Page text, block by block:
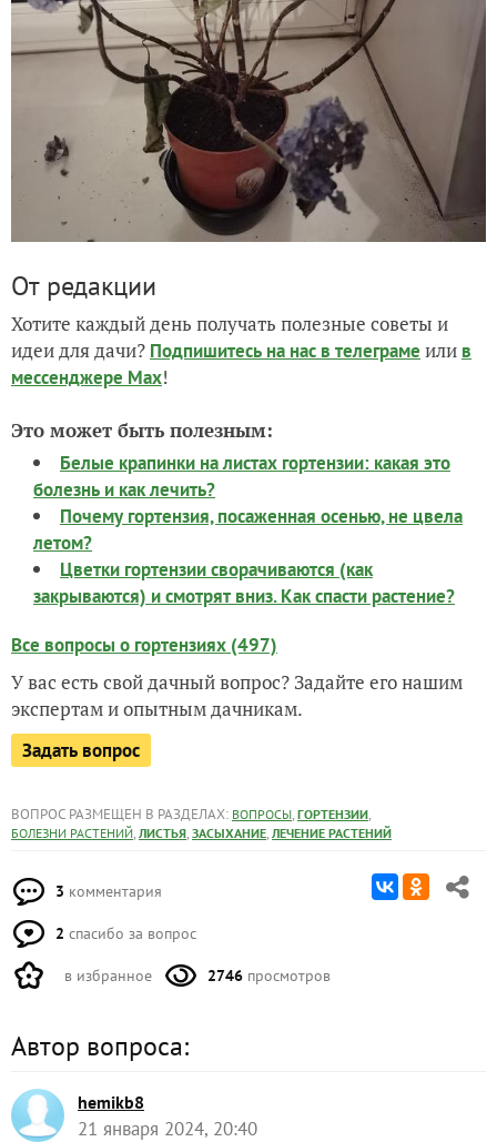
От редакции
Хотите каждый день получать полезные советы и
идеи для дачи? Подпишитесь на нас в телеграме или в
мессенджере Max!
Это может быть полезным:
Белые крапинки на листах гортензии: какая это
болезнь и как лечить?
Почему гортензия, посаженная осенью, не цвела
летом?
Цветки гортензии сворачиваются (как
закрываются) и смотрят вниз. Как спасти растение?
Все вопросы о гортензиях (497)
У вас есть свой дачный вопрос? Задайте его нашим
экспертам и опытным дачникам.
Задать вопрос
ВОПРОС РАЗМЕЩЕН В РАЗДЕЛАХ: ВОПРОСЫ, ГОРТЕНЗИИ,
БОЛЕЗНИ РАСТЕНИЙ, ЛИСТЬЯ, ЗАСЫХАНИЕ, ЛЕЧЕНИЕ РАСТЕНИЙ
3 комментария
2 спасибо за вопрос
в избранное 2746 просмотров
Автор вопроса:
hemikb8
21 января 2024, 20:40